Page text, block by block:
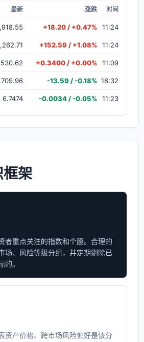
最新 涨跌 时间
+18.20 / +0.47% 11:24
+152.59 / +1.08% 11:24
+0.3400 / +0.00% 11:09
-13.59 / -0.18% 18:32
6.7474 -0.0034 / -0.05% 11:23
框架
者重点关注的指数和个股。合理的
场、风险等级分组，并定期剔除已
。
资产价格、跨市场风险偏好是该分